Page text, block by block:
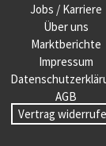
Jobs / Karriere
Über uns
Marktberichte
Impressum
AGB
Vertrag